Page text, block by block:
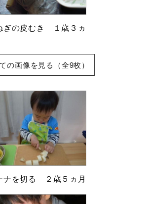
ぎの皮むき １歳３ヵ
の画像を見る（全9枚）
ナを切る ２歳５ヵ月